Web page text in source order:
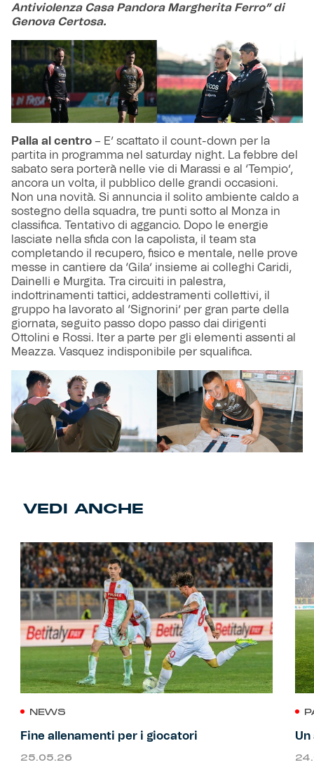
Antiviolenza Casa Pandora Margherita Ferro” di
Genova Certosa.
Palla al centro – E’ scattato il count-down per la
partita in programma nel saturday night. La febbre del
sabato sera porterà nelle vie di Marassi e al ‘Tempio’,
ancora un volta, il pubblico delle grandi occasioni.
Non una novità. Si annuncia il solito ambiente caldo a
sostegno della squadra, tre punti sotto al Monza in
classifica. Tentativo di aggancio. Dopo le energie
lasciate nella sfida con la capolista, il team sta
completando il recupero, fisico e mentale, nelle prove
messe in cantiere da ‘Gila’ insieme ai colleghi Caridi,
Dainelli e Murgita. Tra circuiti in palestra,
indottrinamenti tattici, addestramenti collettivi, il
gruppo ha lavorato al ‘Signorini’ per gran parte della
giornata, seguito passo dopo passo dai dirigenti
Ottolini e Rossi. Iter a parte per gli elementi assenti al
Meazza. Vasquez indisponibile per squalifica.
VEDI ANCHE
NEWS
Fine allenamenti per i giocatori
25.05.26
Un